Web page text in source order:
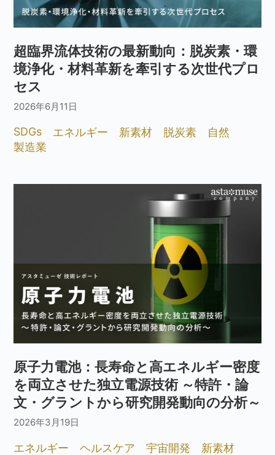
超臨界流体技術の最新動向：脱炭素・環
境浄化・材料革新を牽引する次世代プロ
セス
2026年6月11日
SDGs エネルギー 新素材 脱炭素
自然
製造業
原子力電池：長寿命と高エネルギー密度
を両立させた独立電源技術 ～特許・論
文・グラントから研究開発動向の分析～
2026年3月19日
エネルギー ヘルスケア 宇宙開発
新素材